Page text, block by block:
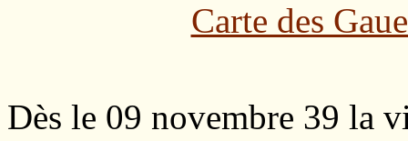
Carte des
Dès le 09 novembre 39 la